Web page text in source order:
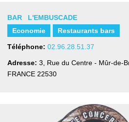
BAR L'EMBUSCADE
Economie
Restaurants bars
Téléphone: 02.96.28.51.37
Adresse: 3, Rue du Centre - Mûr-de-
FRANCE 22530